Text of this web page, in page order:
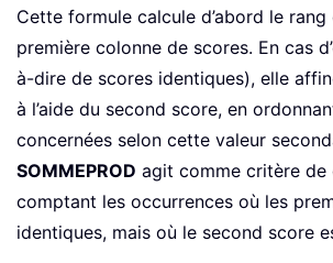
Cette formule calcule d’abord le
première colonne de scores. En cas
à-dire de scores identiques), elle
à l’aide du second score, en
concernées selon cette valeur
SOMMEPROD agit comme critère de
comptant les occurrences où les
identiques, mais où le second score